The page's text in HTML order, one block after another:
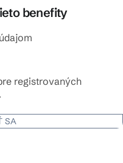
benefity
registrovaných
SA